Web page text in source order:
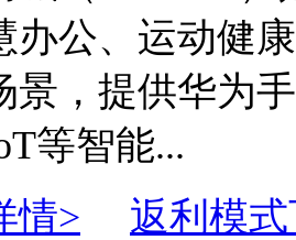
办公、运动健
景，提供华为
等智能...
情>
返利模